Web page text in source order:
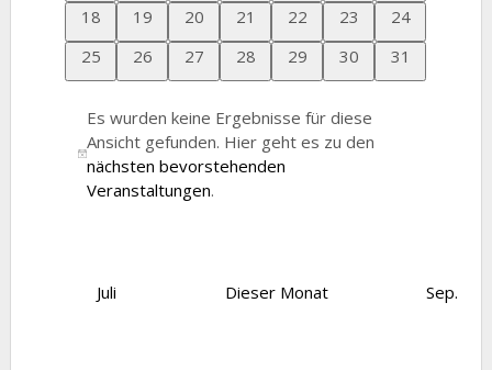
0
Veranstaltungen
18
0
Veranstaltungen
19
0
Veranstaltungen
20
0
Veranstaltungen
21
0
Veranstaltungen
22
0
Veranstaltungen
23
0
24
0
Veranstaltungen
25
0
Veranstaltungen
26
0
Veranstaltungen
27
0
Veranstaltungen
28
0
Veranstaltungen
29
0
Veranstaltungen
30
0
31
Hinweis
Es wurden keine Ergebnisse für diese
Ansicht gefunden. Hier geht es zu den
nächsten bevorstehenden
Veranstaltungen.
Juli Dieser Monat Sep.